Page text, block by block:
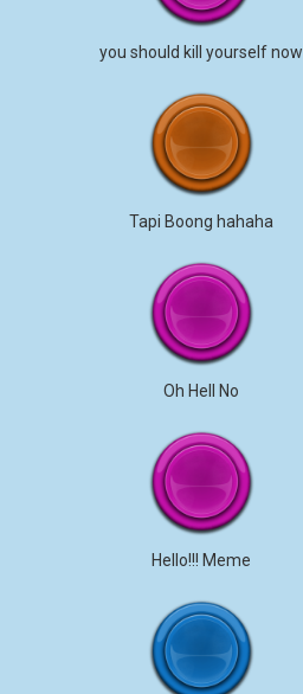
you should kill yourself now
Tapi Boong hahaha
Oh Hell No
Hello!!! Meme